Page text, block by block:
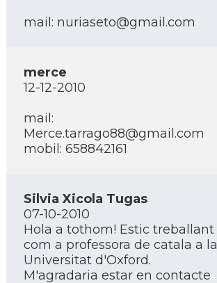
mail: nuriaseto@gmail.com
merce
12-12-2010
mail:
Merce.tarrago88@gmail.com
mobil: 658842161
Silvia Xicola Tugas
07-10-2010
Hola a tothom! Estic treballant
com a professora de catala a la
Universitat d'Oxford.
M'agradaria estar en contacte